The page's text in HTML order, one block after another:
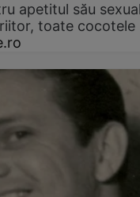
apetitul său
toate cocotele